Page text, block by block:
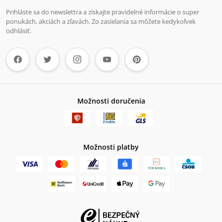
Prihláste sa do newslettra a získajte pravidelné informácie o super
ponukách, akciách a zľavách. Zo zasielania sa môžete kedykoľvek
odhlásiť.
Možnosti doručenia
Možnosti platby